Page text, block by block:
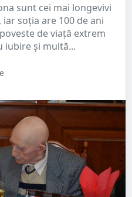
sunt cei mai longevivi
soția are 100 de ani
de viață extrem
iubire și multă...